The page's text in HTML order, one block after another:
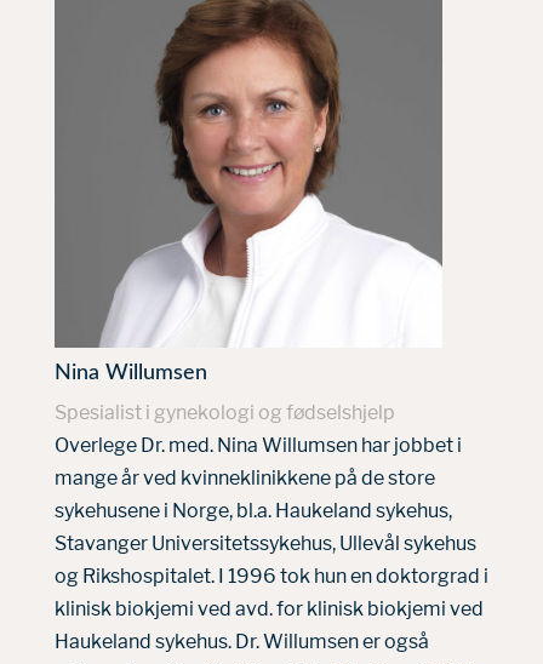
Nina Willumsen
Spesialist i gynekologi og fødselshjelp
Overlege Dr. med. Nina Willumsen har jobbet i
mange år ved kvinneklinikkene på de store
sykehusene i Norge, bl.a. Haukeland sykehus,
Stavanger Universitetssykehus, Ullevål sykehus
og Rikshospitalet. I 1996 tok hun en doktorgrad i
klinisk biokjemi ved avd. for klinisk biokjemi ved
Haukeland sykehus. Dr. Willumsen er også